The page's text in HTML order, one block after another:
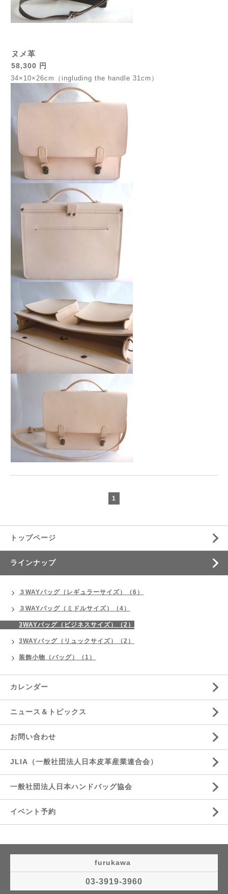
ヌメ革
58,300 円
34×10×26cm（ingluding the handle 31cm）
1
トップページ
ラインナップ
３WAYバッグ（レギュラーサイズ）（6）
３WAYバッグ（ミドルサイズ）（4）
3WAYバッグ（ビジネスサイズ）（2）
3WAYバッグ（リュックサイズ）（2）
装飾小物（バッグ）（1）
カレンダー
ニュース＆トピックス
お問い合わせ
JLIA（一般社団法人日本皮革産業連合会）
一般社団法人日本ハンドバッグ協会
イベント予約
furukawa
03-3919-3960